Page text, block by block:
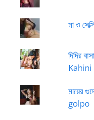
মা ও
দিদির
Kahini
মায়ের
golpo